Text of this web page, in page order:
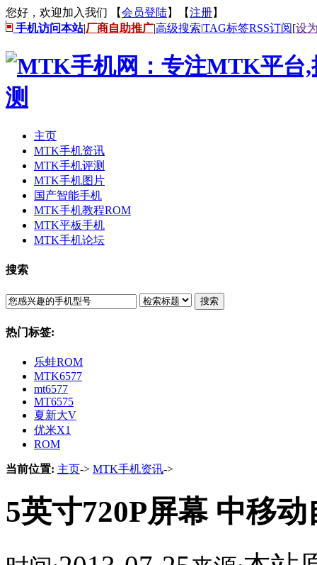
您好，欢迎加入我们 【会员登陆】【注册】
手机访问本站|厂商自助推广|高级搜索|TAG标签RSS订阅[设
主页
MTK手机资讯
MTK手机评测
MTK手机图片
国产智能手机
MTK手机教程ROM
MTK平板手机
MTK手机论坛
搜索
搜索
热门标签:
乐蛙ROM
MTK6577
mt6577
MT6575
夏新大V
优米X1
ROM
当前位置: 主页-> MTK手机资讯->
5英寸720P屏幕 中移